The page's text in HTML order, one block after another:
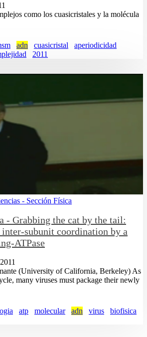
como los cuasicristales y la molécula
adn cuasicristal
aperiodicidad
2011
- Sección Física
- Grabbing the cat by the tail:
inter-subunit coordination by a
ATPase
(University of California, Berkeley) As
many viruses must package their newly
atp molecular adn virus
biofisica